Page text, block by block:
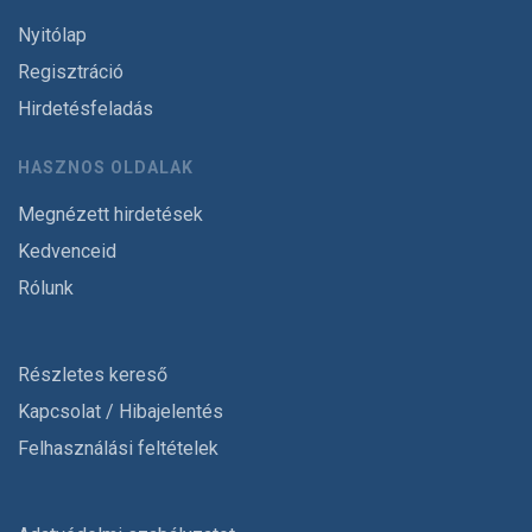
Nyitólap
Regisztráció
Hirdetésfeladás
HASZNOS OLDALAK
Megnézett hirdetések
Kedvenceid
Rólunk
Részletes kereső
Kapcsolat / Hibajelentés
Felhasználási feltételek